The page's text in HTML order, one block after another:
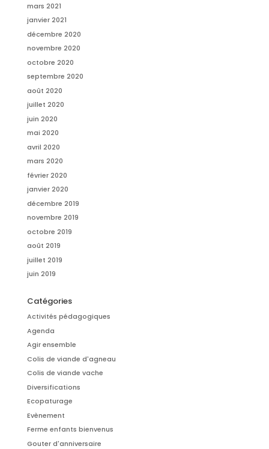
mars 2021
janvier 2021
décembre 2020
novembre 2020
octobre 2020
septembre 2020
août 2020
juillet 2020
juin 2020
mai 2020
avril 2020
mars 2020
février 2020
janvier 2020
décembre 2019
novembre 2019
octobre 2019
août 2019
juillet 2019
juin 2019
Catégories
Activités pédagogiques
Agenda
Agir ensemble
Colis de viande d'agneau
Colis de viande vache
Diversifications
Ecopaturage
Evènement
Ferme enfants bienvenus
Gouter d'anniversaire